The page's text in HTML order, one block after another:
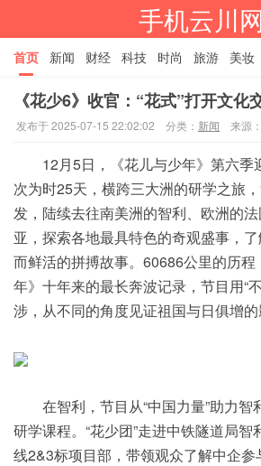
手机云川网
首页 新闻 财经 科技 时尚 旅游 美妆
餐饮 娱乐 体育 家居 TAGS
《花少6》收官：“花式”打开文化
发布于 2025-07-15 22:02:02 分类： 新闻 来源：
12月5日，《花儿与少年》第六季
次为时25天，横跨三大洲的研学之旅，
发，陆续去往南美洲的智利、欧洲的
亚，探索各地最具特色的奇观盛事，了
而鲜活的拼搏故事。60686公里的历
年》十年来的最长奔波记录，节目用“
涉，从不同的角度见证祖国与日俱增的
在智利，节目从“中国力量”助力智
研学课程。“花少团”走进中铁隧道局
线2&3标项目部，带领观众了解中企